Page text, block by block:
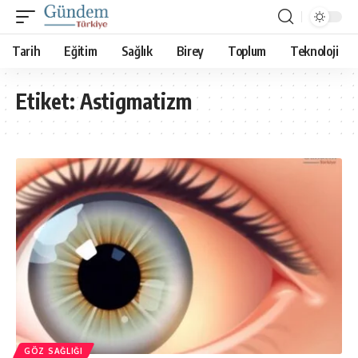
Tarih Eğitim Sağlık Birey Toplum Teknoloji
Etiket:Astigmatizm
GÖZ SAĞLIĞI